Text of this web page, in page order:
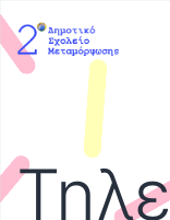
Μετάβαση
σε
περιεχόμενο
2ο
Δημοτικό
Σχολείο